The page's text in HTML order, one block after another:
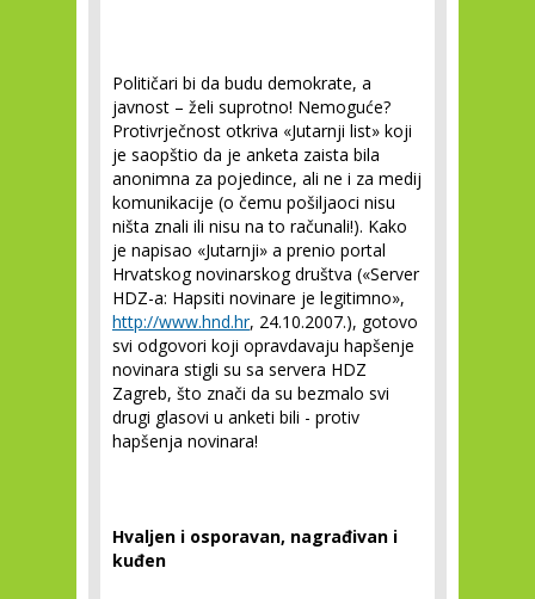
Političari bi da budu demokrate, a
javnost – želi suprotno! Nemoguće?
Protivrječnost otkriva «Jutarnji list» koji
je saopštio da je anketa zaista bila
anonimna za pojedince, ali ne i za medij
komunikacije (o čemu pošiljaoci nisu
ništa znali ili nisu na to računali!). Kako
je napisao «Jutarnji» a prenio portal
Hrvatskog novinarskog društva («Server
HDZ-a: Hapsiti novinare je legitimno»,
http://www.hnd.hr, 24.10.2007.), gotovo
svi odgovori koji opravdavaju hapšenje
novinara stigli su sa servera HDZ
Zagreb, što znači da su bezmalo svi
drugi glasovi u anketi bili - protiv
hapšenja novinara!
Hvaljen i osporavan, nagrađivan i
kuđen